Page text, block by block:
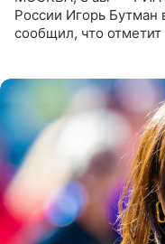
России Игорь
сообщил, что